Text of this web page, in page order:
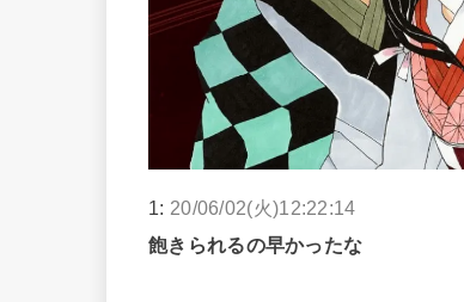
1: 20/06/02(火)12:22:14
飽きられるの早かったな